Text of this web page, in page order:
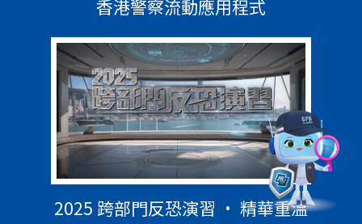
香港警察流動應用程式
2025 跨部門反恐演習 • 精華重溫